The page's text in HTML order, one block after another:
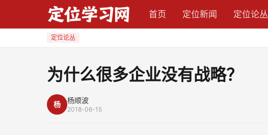
首页 定位新闻 定位论丛
定位论丛
为什么很多企业没有战略？
杨 杨顺波
2018-06-15